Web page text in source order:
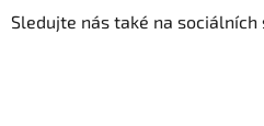
Sledujte nás také na sociálních